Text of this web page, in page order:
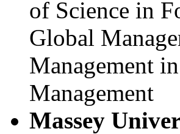
of Science in
Global
Management
Management
Massey